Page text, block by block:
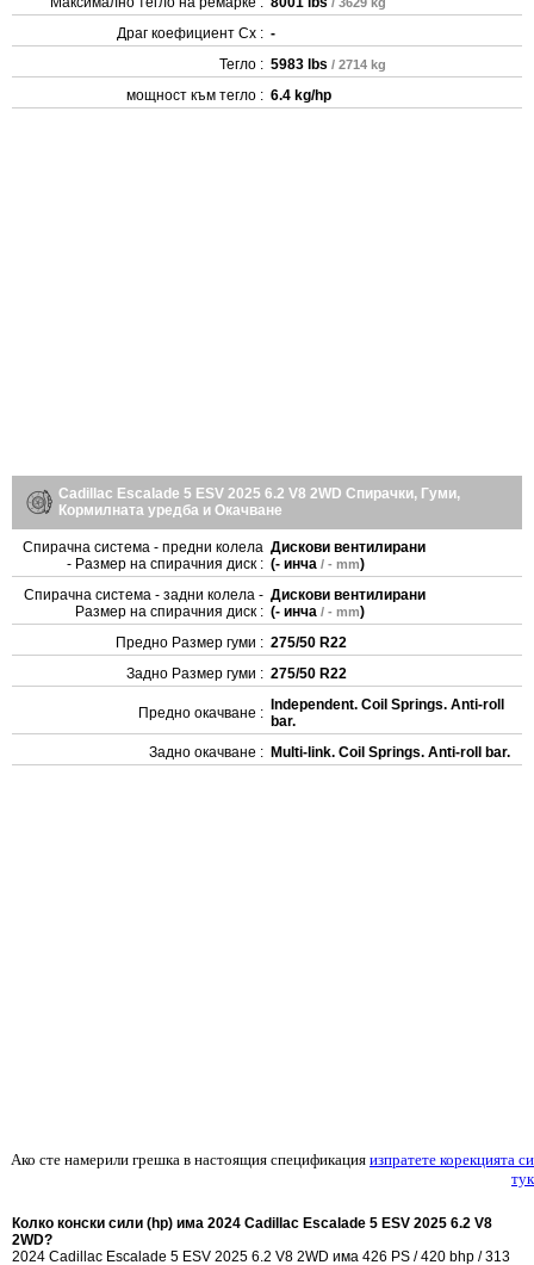
Драг коефициент Cx : -
Тегло : 5983 lbs / 2714 kg
мощност към тегло : 6.4 kg/hp
Cadillac Escalade 5 ESV 2025 6.2 V8 2WD Спирачки, Гуми,
Кормилната уредба и Окачване
Спирачна система - предни колела
- Размер на спирачния диск :
Дискови вентилирани
(- инча / - mm)
Спирачна система - задни колела -
Размер на спирачния диск :
Дискови вентилирани
(- инча / - mm)
Предно Размер гуми : 275/50 R22
Задно Размер гуми : 275/50 R22
Предно окачване : Independent. Coil Springs. Anti-roll
bar.
Задно окачване : Multi-link. Coil Springs. Anti-roll bar.
Ако сте намерили грешка в настоящия спецификация изпратете корекцията си
тук
Колко конски сили (hp) има 2024 Cadillac Escalade 5 ESV 2025 6.2 V8
2WD?
2024 Cadillac Escalade 5 ESV 2025 6.2 V8 2WD има 426 PS / 420 bhp / 313